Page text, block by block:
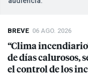
BREVE 06 AGO. 2026
“Clima
de días calurosos,
el control de los